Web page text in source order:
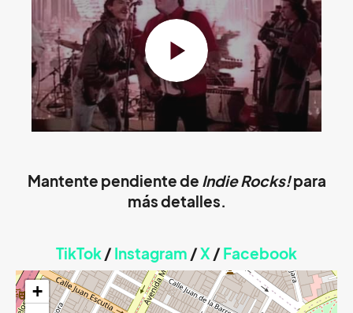
Mantente pendiente de Indie Rocks!para
más detalles.
TikTok/ Instagram /X / Facebook
+